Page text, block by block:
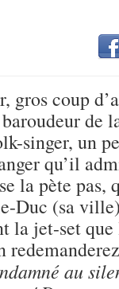
gros coup
de
singer, un
qu’il
la pète pas,
Duc (sa
la jet-set que
au